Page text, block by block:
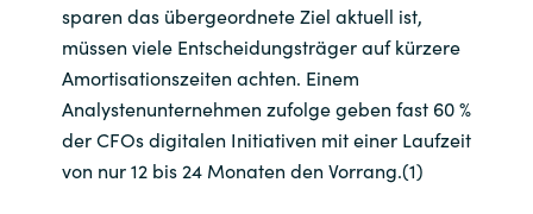
Poland
Portugal
Qatar
sparen das übergeordnete Ziel aktuell ist,
müssen viele Entscheidungsträger auf kürzere
Amortisationszeiten achten. Einem
Analystenunternehmen zufolge geben fast 60 %
der CFOs digitalen Initiativen mit einer Laufzeit
von nur 12 bis 24 Monaten den Vorrang.(1)